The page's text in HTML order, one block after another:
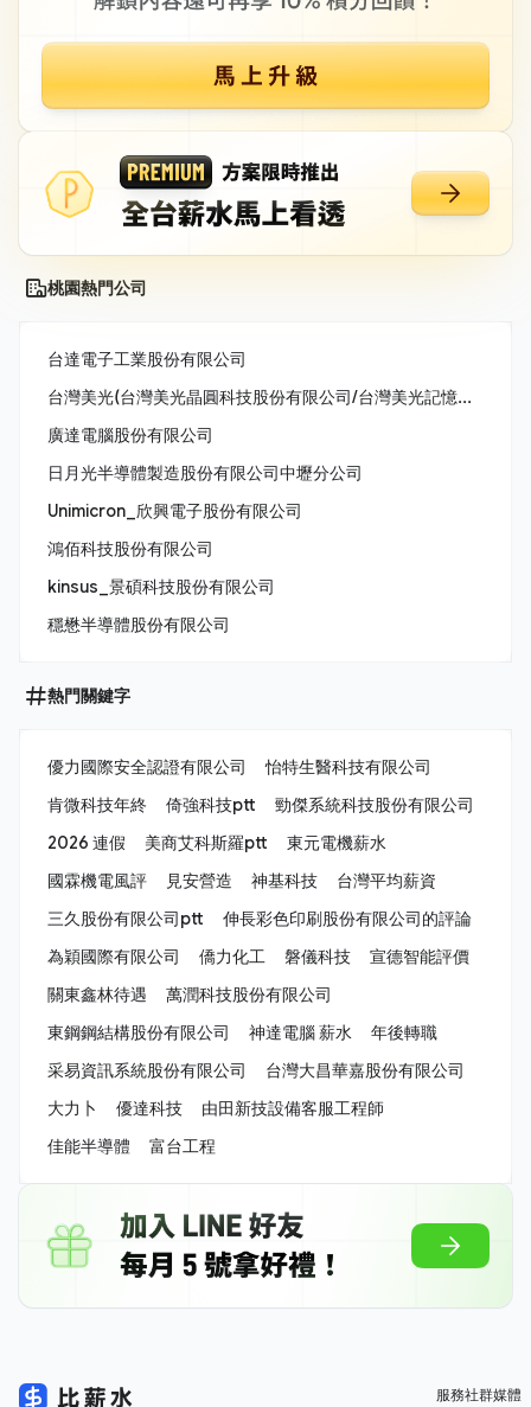
桃園熱門公司
台達電子工業股份有限公司
台灣美光(台灣美光晶圓科技股份有限公司/台灣美光記憶體股份有限公司/美商美光亞太科技股份有限公司)
廣達電腦股份有限公司
日月光半導體製造股份有限公司中壢分公司
Unimicron_欣興電子股份有限公司
鴻佰科技股份有限公司
kinsus_景碩科技股份有限公司
穩懋半導體股份有限公司
熱門關鍵字
優力國際安全認證有限公司
怡特生醫科技有限公司
肯微科技年終
倚強科技ptt
勁傑系統科技股份有限公司
2026 連假
美商艾科斯羅ptt
東元電機薪水
國霖機電風評
見安營造 神基科技
台灣平均薪資
三久股份有限公司ptt
伸長彩色印刷股份有限公司的評論
為穎國際有限公司
僑力化工 磐儀科技
宣德智能評價
關東鑫林待遇
萬潤科技股份有限公司
東鋼鋼結構股份有限公司
神達電腦 薪水
年後轉職
采易資訊系統股份有限公司
台灣大昌華嘉股份有限公司
大力卜
優達科技
由田新技設備客服工程師
佳能半導體
富台工程
服務社群媒體